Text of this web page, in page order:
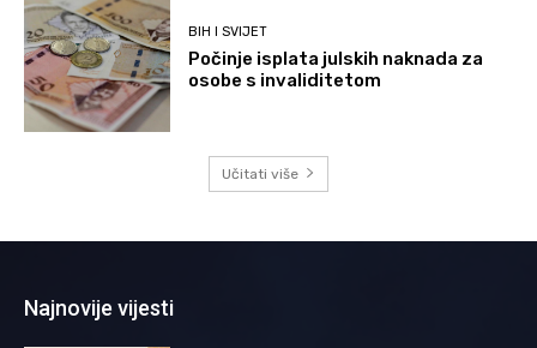
BIH I SVIJET
Počinje isplata julskih naknada za
osobe s invaliditetom
Učitati više
Najnovije vijesti